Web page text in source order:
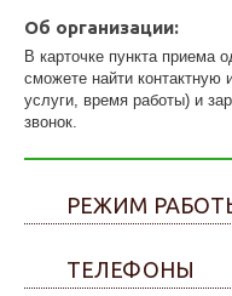
Об организации:
В карточке пункта
сможете найти
услуги, время работы) и
звонок.
РЕЖИМ
ТЕЛЕФОНЫ